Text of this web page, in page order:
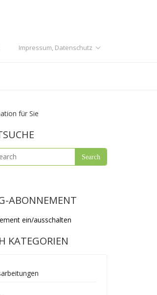
Impressum, Datenschutz
für Sie
ABONNEMENT
ein/ausschalten
KATEGORIEN